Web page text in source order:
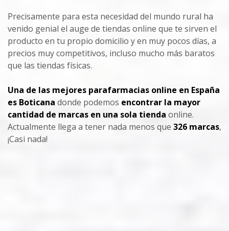
Precisamente para esta necesidad del mundo rural ha
venido genial el auge de tiendas online que te sirven el
producto en tu propio domicilio y en muy pocos días, a
precios muy competitivos, incluso mucho más baratos
que las tiendas físicas.
Una de las mejores parafarmacias online en España
es Boticana donde podemos encontrar la mayor
cantidad de marcas en una sola tienda online.
Actualmente llega a tener nada menos que 326 marcas,
¡Casi nada!